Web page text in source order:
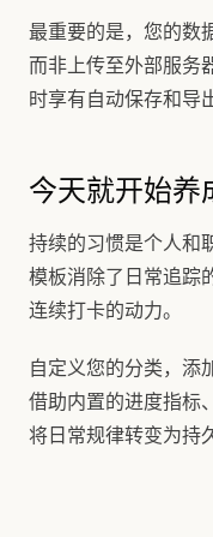
最重要的是，您的数
而非上传至外部服务
时享有自动保存和导
今天就开始养
持续的习惯是个人和
模板消除了日常追踪
连续打卡的动力。
自定义您的分类，添
借助内置的进度指标
将日常规律转变为持